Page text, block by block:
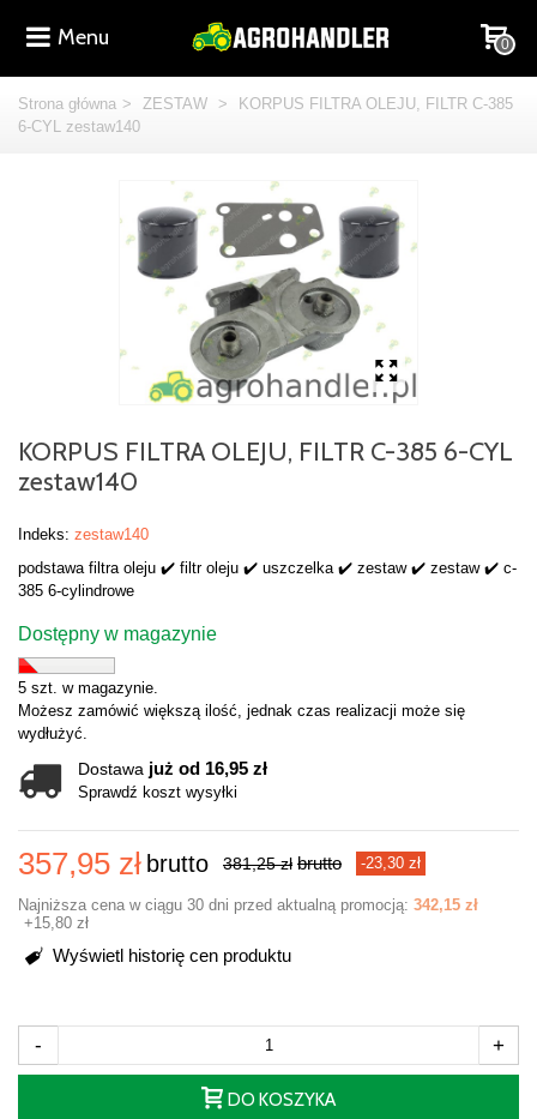
Menu 0
Strona główna > ZESTAW >
KORPUS FILTRA OLEJU, FILTR C-385
6-CYL zestaw140
KORPUS FILTRA OLEJU, FILTR C-385 6-CYL
zestaw140
Indeks: zestaw140
podstawa filtra oleju ✔️ filtr oleju ✔️ uszczelka ✔️ zestaw ✔️ zestaw ✔️ c-
385 6-cylindrowe
Dostępny w magazynie
5 szt. w magazynie.
Możesz zamówić większą ilość, jednak czas realizacji może się
wydłużyć.
Dostawa już od 16,95 zł
Sprawdź koszt wysyłki
357,95 zł brutto 381,25 zł brutto -23,30 zł
Najniższa cena w ciągu 30 dni przed aktualną promocją: 342,15 zł
+15,80 zł
Wyświetl historię cen produktu
- +
DO KOSZYKA